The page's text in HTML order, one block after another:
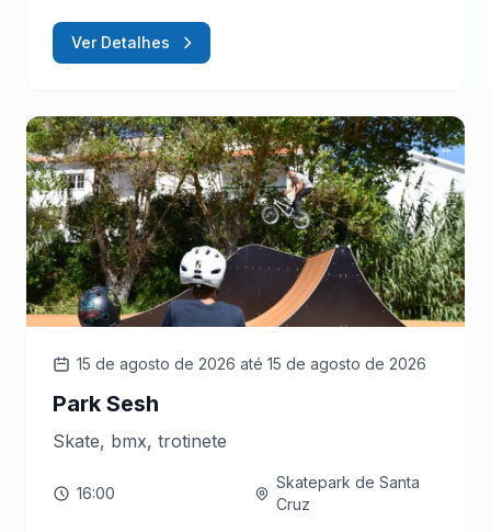
Ver Detalhes
15 de agosto de 2026 até 15 de agosto de 2026
Park Sesh
Skate, bmx, trotinete
16:00
Skatepark de Santa
Cruz